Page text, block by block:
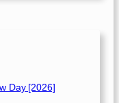
Day [2026]